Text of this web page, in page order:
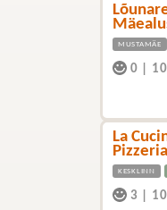
MUSTAMÄE
0
La
KESKLINN
3